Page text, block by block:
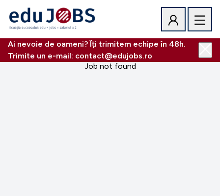
Ai nevoie de oameni? Îți trimitem echipe în 48h.
Trimite un e-mail: contact@edujobs.ro
Job not found